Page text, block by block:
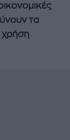
τα
χρήση